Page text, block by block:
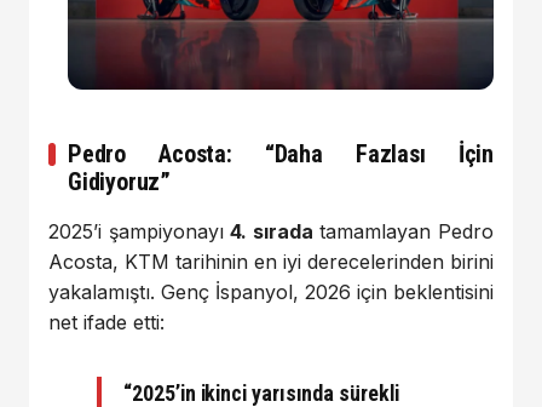
Pedro Acosta: “Daha Fazlası İçin
Gidiyoruz”
2025’i şampiyonayı4. sırada tamamlayan Pedro
Acosta, KTM tarihinin en iyi derecelerinden birini
yakalamıştı. Genç İspanyol, 2026 için beklentisini
net ifade etti:
“2025’in ikinci yarısında sürekli